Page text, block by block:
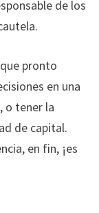
de los
pronto
en una
o tener la
de capital.
en fin, ¡es